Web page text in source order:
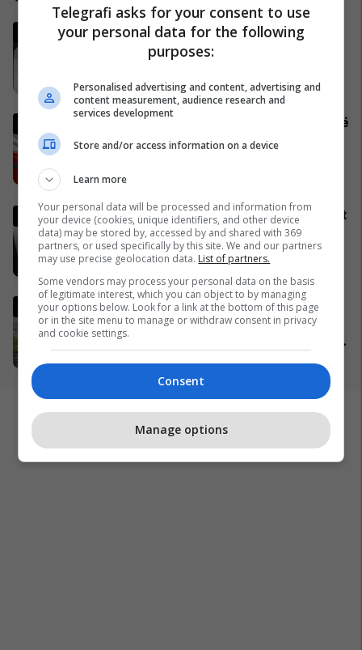
Vaktia e Ramazanit 2026 në
Kosovë
Irani publikon deklaratën e parë
nga udhëheqësi i ri suprem - i
Shpërndau Kuvendin, kërkohet
shkarkimi i Vjosa Osmanit
08/03/2026
Zbulimi i jashtëzakonshëm
arkeologjik në Bovillë - një
Telegrafi asks for your consent to use
your personal data for the following
purposes:
Personalised advertising and content, advertising and
content measurement, audience research and
services development
Store and/or access information on a device
Learn more
Your personal data will be processed and information from
your device (cookies, unique identifiers, and other device
data) may be stored by, accessed by and shared with 369
partners, or used specifically by this site. We and our partners
may use precise geolocation data. List of partners.
Some vendors may process your personal data on the basis
of legitimate interest, which you can object to by managing
your options below. Look for a link at the bottom of this page
or in the site menu to manage or withdraw consent in privacy
and cookie settings.
Consent
Manage options